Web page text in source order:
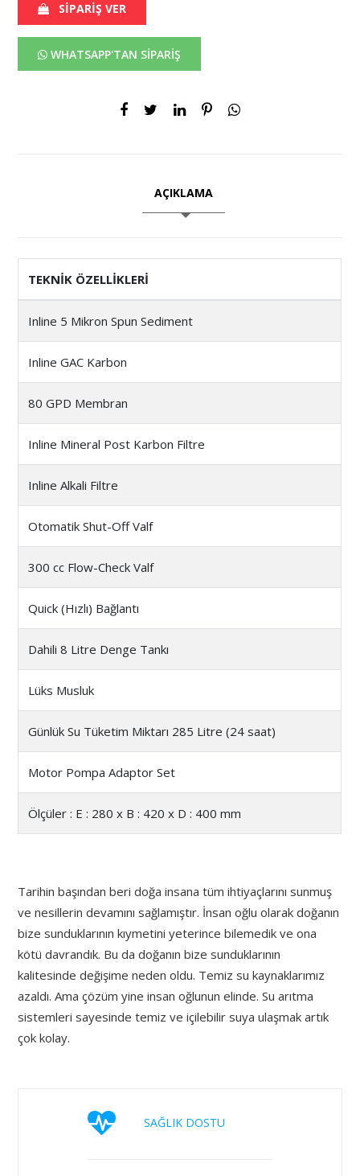
SİPARİŞ VER
WHATSAPP'TAN SİPARİŞ
AÇIKLAMA
TEKNİK ÖZELLİKLERİ
Inline 5 Mikron Spun Sediment
Inline GAC Karbon
80 GPD Membran
Inline Mineral Post Karbon Filtre
Inline Alkali Filtre
Otomatik Shut-Off Valf
300 cc Flow-Check Valf
Quick (Hızlı) Bağlantı
Dahili 8 Litre Denge Tankı
Lüks Musluk
Günlük Su Tüketim Miktarı 285 Litre (24 saat)
Motor Pompa Adaptor Set
Ölçüler : E : 280 x B : 420 x D : 400 mm
Tarihin başından beri doğa insana tüm ihtiyaçlarını sunmuş
ve nesillerin devamını sağlamıştır. İnsan oğlu olarak doğanın
bize sunduklarının kıymetini yeterince bilemedik ve ona
kötü davrandık. Bu da doğanın bize sunduklarının
kalitesinde değişime neden oldu. Temiz su kaynaklarımız
azaldı. Ama çözüm yine insan oğlunun elinde. Su arıtma
sistemleri sayesinde temiz ve içilebilir suya ulaşmak artık
çok kolay.
SAĞLIK DOSTU